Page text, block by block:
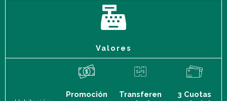
Valores
Promoción
Transferen
3 Cuotas